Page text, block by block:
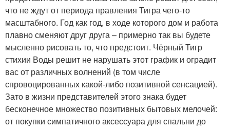
что не ждут от периода правления Тигра чего-то
масштабного. Год как год, в ходе которого дом и работа
плавно сменяют друг друга – примерно так вы будете
мысленно рисовать то, что предстоит. Чёрный Тигр
стихии Воды решит не нарушать этот график и оградит
вас от различных волнений (в том числе
спровоцированных какой-либо позитивной сенсацией).
Зато в жизни представителей этого знака будет
бесконечное множество позитивных бытовых мелочей:
от покупки симпатичного аксессуара для спальни до